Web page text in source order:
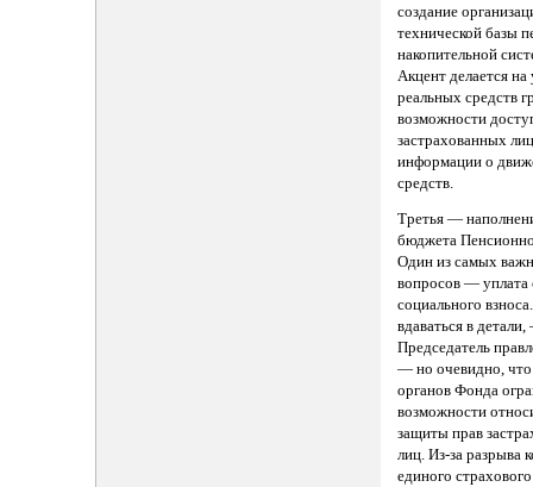
создание
технической базы
накопительной
Акцент делается на
реальных средств
возможности
застрахованных
информации о
средств.
Третья —
бюджета
Один из самых
вопросов — уплата
социального
вдаваться в
Председатель
— но очевидно, что
органов Фонда
возможности
защиты прав
лиц. Из-за разрыва
единого